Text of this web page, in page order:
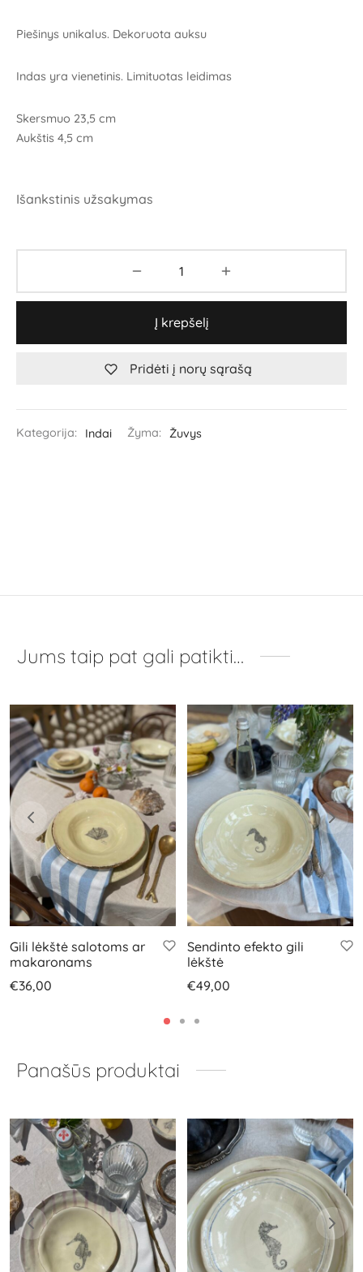
Piešinys unikalus. Dekoruota auksu
Indas yra vienetinis. Limituotas leidimas
Skersmuo 23,5 cm
Aukštis 4,5 cm
Išankstinis užsakymas
Į krepšelį
Pridėti į norų sąrašą
Kategorija: Indai Žyma: Žuvys
Jums taip pat gali patikti…
Gili lėkštė salotoms ar
makaronams
€36,00
Sendinto efekto gili
lėkštė
€49,00
Panašūs produktai